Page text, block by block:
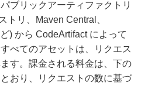
ブリックアーティファクトリ
トリ、Maven Central、
) から CodeArtifact によって
べてのアセットは、リクエス
す。課金される料金は、下の
おり、リクエストの数に基づ